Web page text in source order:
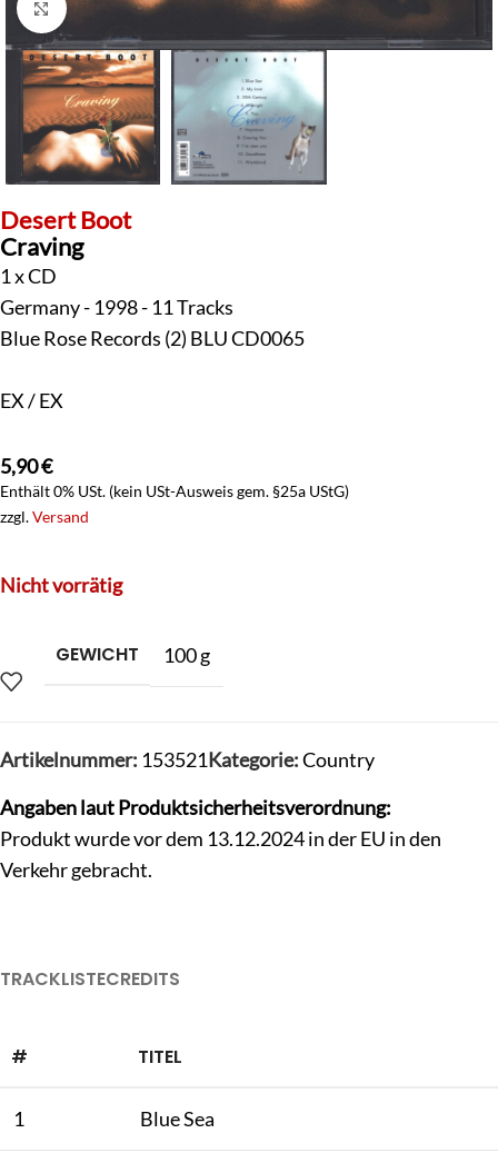
Klick zum Vergrößern
Desert Boot
Craving
1 x CD
Germany - 1998 - 11 Tracks
Blue Rose Records (2) BLU CD0065
EX / EX
5,90€
Enthält 0% USt. (kein USt-Ausweis gem. §25a UStG)
zzgl.Versand
Nicht vorrätig
GEWICHT 100 g
Artikelnummer: 153521Kategorie:Country
Angaben laut Produktsicherheitsverordnung:
Produkt wurde vor dem 13.12.2024 in der EU in den
Verkehr gebracht.
TRACKLISTECREDITS
# TITEL
1 Blue Sea